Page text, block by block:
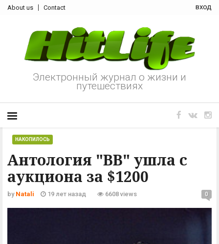
About us Contact вход
Электронный журнал о жизни и
путешествиях
Антология "ВВ" ушла с
аукциона за $1200
НАКОПИЛОСЬ
by Natali 19 лет назад 6608 views 0